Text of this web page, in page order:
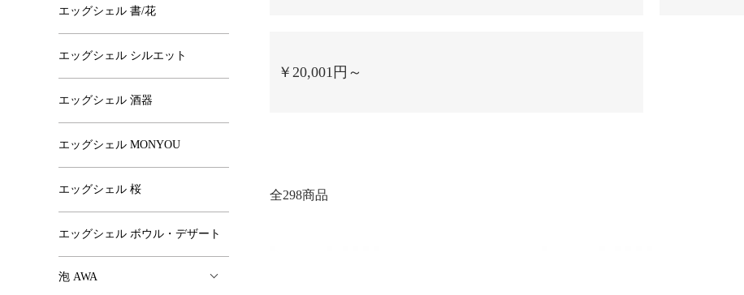
￥20,001円～
全298商品
エッグシェル 書/花
エッグシェル シルエット
エッグシェル 酒器
エッグシェル MONYOU
エッグシェル 桜
エッグシェル ボウル・デザート
泡 AWA